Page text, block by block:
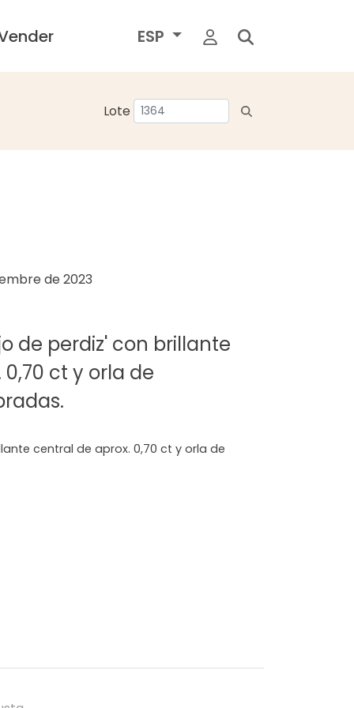
ESP
Lote
de 2023
de perdiz' con brillante
ct y orla de
central de aprox. 0,70 ct y orla de